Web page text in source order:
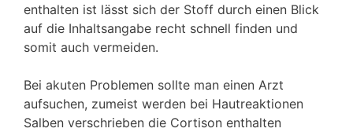
enthalten ist lässt sich der Stoff durch einen Blick
auf die Inhaltsangabe recht schnell finden und
somit auch vermeiden.
Bei akuten Problemen sollte man einen Arzt
aufsuchen, zumeist werden bei Hautreaktionen
Salben verschrieben die Cortison enthalten